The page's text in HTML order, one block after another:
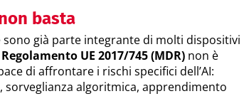
basta
già parte integrante di molti dispositivi
Regolamento UE 2017/745 (MDR) non è
di affrontare i rischi specifici dell’AI:
sorveglianza algoritmica, apprendimento